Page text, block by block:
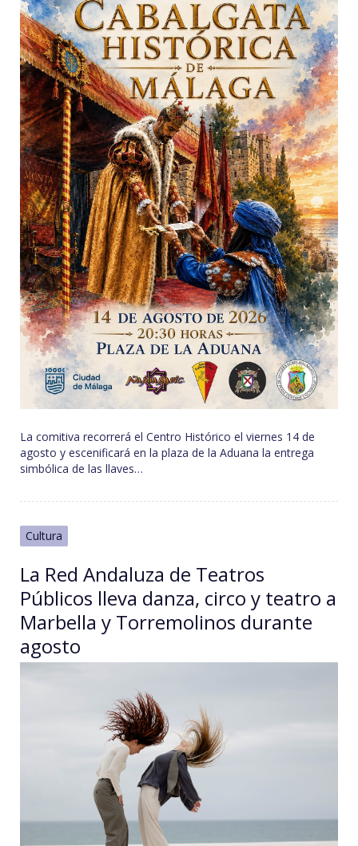
La comitiva recorrerá el Centro Histórico el viernes 14 de
agosto y escenificará en la plaza de la Aduana la entrega
simbólica de las llaves…
Cultura
La Red Andaluza de Teatros
Públicos lleva danza, circo y teatro a
Marbella y Torremolinos durante
agosto